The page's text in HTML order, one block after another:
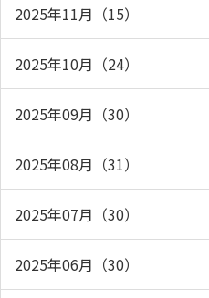
2025年11月（15）
2025年10月（24）
2025年09月（30）
2025年08月（31）
2025年07月（30）
2025年06月（30）